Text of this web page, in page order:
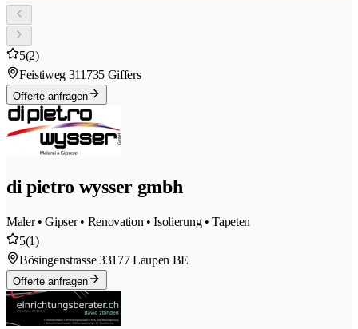
5(2)
Feistiweg 311735 Giffers
Offerte anfragen
di pietro wysser gmbh
Maler • Gipser • Renovation • Isolierung • Tapeten
5(1)
Bösingenstrasse 33177 Laupen BE
Offerte anfragen